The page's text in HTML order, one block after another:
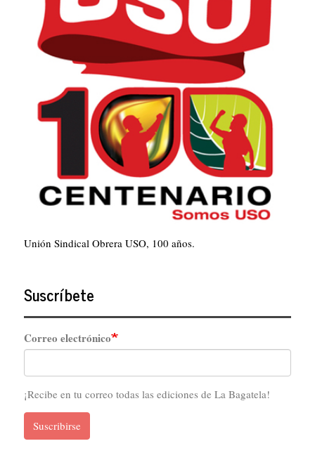
Unión Sindical Obrera USO, 100 años.
Suscríbete
Correo electrónico
¡Recibe en tu correo todas las ediciones de La Bagatela!
Suscribirse